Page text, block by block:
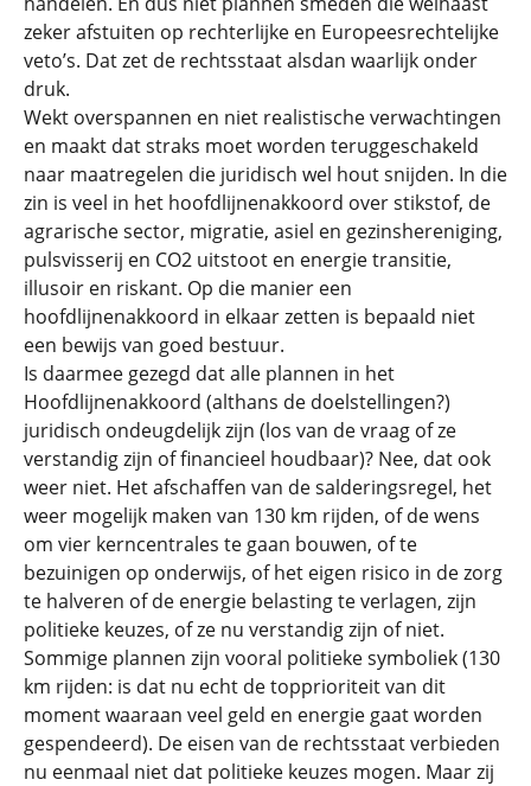
zeker afstuiten op rechterlijke en Europeesrechtelijke
veto’s. Dat zet de rechtsstaat alsdan waarlijk onder
druk.
Wekt overspannen en niet realistische verwachtingen
en maakt dat straks moet worden teruggeschakeld
naar maatregelen die juridisch wel hout snijden. In die
zin is veel in het hoofdlijnenakkoord over stikstof, de
agrarische sector, migratie, asiel en gezinshereniging,
pulsvisserij en CO2 uitstoot en energie transitie,
illusoir en riskant. Op die manier een
hoofdlijnenakkoord in elkaar zetten is bepaald niet
een bewijs van goed bestuur.
Is daarmee gezegd dat alle plannen in het
Hoofdlijnenakkoord (althans de doelstellingen?)
juridisch ondeugdelijk zijn (los van de vraag of ze
verstandig zijn of financieel houdbaar)? Nee, dat ook
weer niet. Het afschaffen van de salderingsregel, het
weer mogelijk maken van 130 km rijden, of de wens
om vier kerncentrales te gaan bouwen, of te
bezuinigen op onderwijs, of het eigen risico in de zorg
te halveren of de energie belasting te verlagen, zijn
politieke keuzes, of ze nu verstandig zijn of niet.
Sommige plannen zijn vooral politieke symboliek (130
km rijden: is dat nu echt de topprioriteit van dit
moment waaraan veel geld en energie gaat worden
gespendeerd). De eisen van de rechtsstaat verbieden
nu eenmaal niet dat politieke keuzes mogen. Maar zij